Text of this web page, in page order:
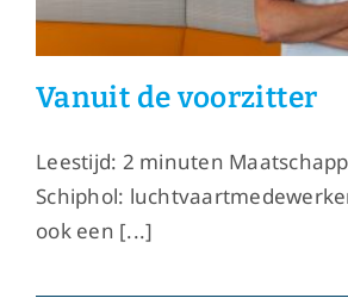
Vanuit de voorzitter
Leestijd: 2 minuten
Schiphol:
ook een [...]